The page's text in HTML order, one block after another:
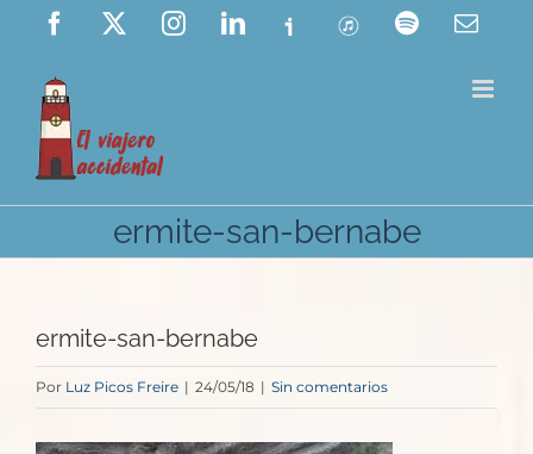
Saltar
contenido
Facebook InstagramLinkedIn
Ivoox ITunes Spotify
ermite-san-bernabe
ermite-san-bernabe
Por Luz Picos Freire | 24/05/18 | Sin comentarios